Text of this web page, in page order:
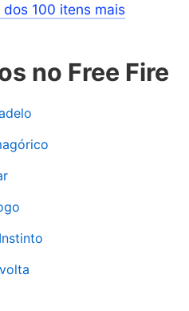
100 itens mais
no Free Fire